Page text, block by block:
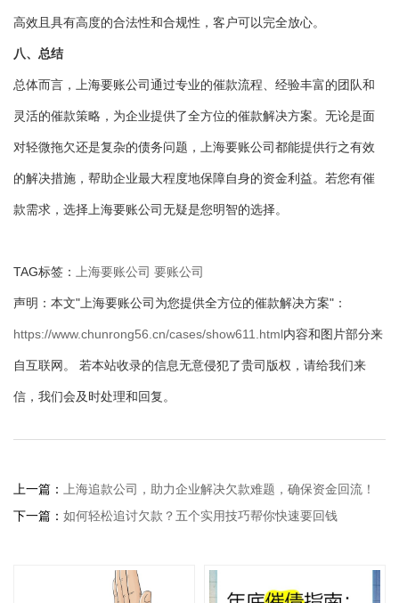
高效且具有高度的合法性和合规性，客户可以完全放心。
八、总结
总体而言，上海要账公司通过专业的催款流程、经验丰富的团队和
灵活的催款策略，为企业提供了全方位的催款解决方案。无论是面
对轻微拖欠还是复杂的债务问题，上海要账公司都能提供行之有效
的解决措施，帮助企业最大程度地保障自身的资金利益。若您有催
款需求，选择上海要账公司无疑是您明智的选择。
TAG标签： 上海要账公司 要账公司
声明：本文"上海要账公司为您提供全方位的催款解决方案"：
https://www.chunrong56.cn/cases/show611.html内容和图片部分来
自互联网。 若本站收录的信息无意侵犯了贵司版权，请给我们来
信，我们会及时处理和回复。
上一篇： 上海追款公司，助力企业解决欠款难题，确保资金回流！
下一篇： 如何轻松追讨欠款？五个实用技巧帮你快速要回钱